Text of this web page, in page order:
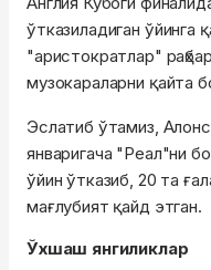
ўтказиладиган ўйинга
"аристократлар"
музокараларни қайта
Эслатиб ўтамиз,
январигача "Реал"ни
ўйин ўтказиб, 20 та
мағлубият қайд этган.
Ўхшаш янгиликлар